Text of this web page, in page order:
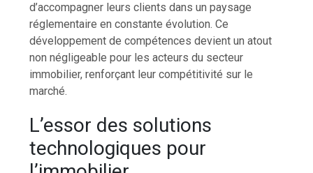
d’accompagner leurs clients dans un paysage
réglementaire en constante évolution. Ce
développement de compétences devient un atout
non négligeable pour les acteurs du secteur
immobilier, renforçant leur compétitivité sur le
marché.
L’essor des solutions
technologiques pour